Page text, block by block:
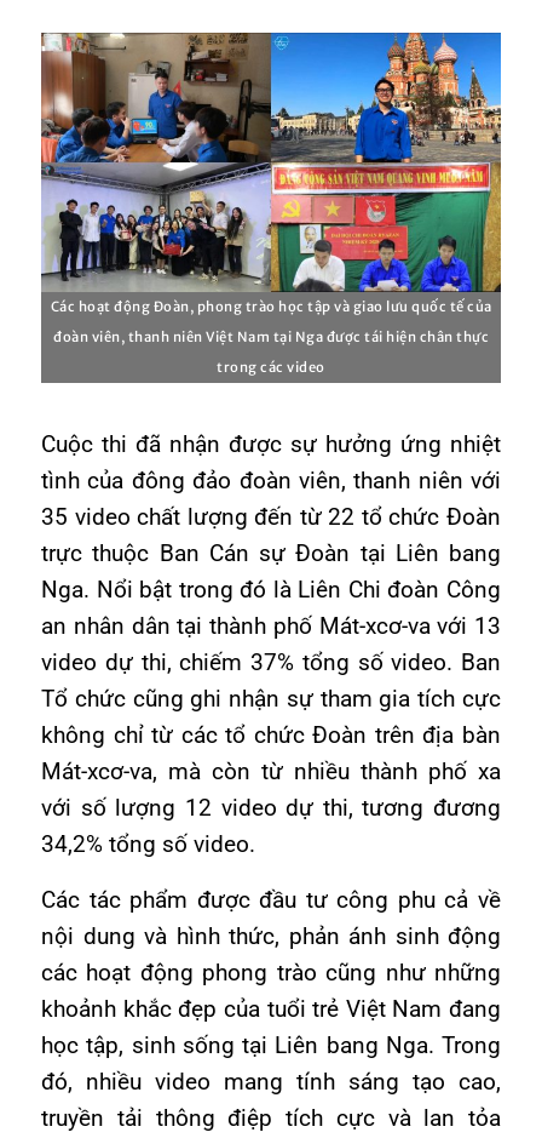
Các hoạt động Đoàn, phong trào học tập và giao lưu quốc tế của
đoàn viên, thanh niên Việt Nam tại Nga được tái hiện chân thực
trong các video
Cuộc thi đã nhận được sự hưởng ứng nhiệt
tình của đông đảo đoàn viên, thanh niên với
35 video chất lượng đến từ 22 tổ chức Đoàn
trực thuộc Ban Cán sự Đoàn tại Liên bang
Nga. Nổi bật trong đó là Liên Chi đoàn Công
an nhân dân tại thành phố Mát-xcơ-va với 13
video dự thi, chiếm 37% tổng số video. Ban
Tổ chức cũng ghi nhận sự tham gia tích cực
không chỉ từ các tổ chức Đoàn trên địa bàn
Mát-xcơ-va, mà còn từ nhiều thành phố xa
với số lượng 12 video dự thi, tương đương
34,2% tổng số video.
Các tác phẩm được đầu tư công phu cả về
nội dung và hình thức, phản ánh sinh động
các hoạt động phong trào cũng như những
khoảnh khắc đẹp của tuổi trẻ Việt Nam đang
học tập, sinh sống tại Liên bang Nga. Trong
đó, nhiều video mang tính sáng tạo cao,
truyền tải thông điệp tích cực và lan tỏa